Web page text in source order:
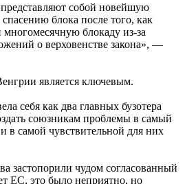
собой новейшую
блока после того, как
блокаду из-за
о верховенстве закона», —
является ключевым.
себя как два главных бузотера
союзникам проблемы в самый
в самой чувствительной для них
застопорили чудом согласованный
ЕС, это было неприятно, но